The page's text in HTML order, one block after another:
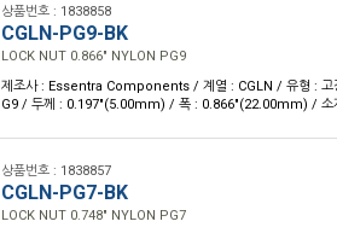
상품번호 : 1838858
CGLN-PG9-BK
LOCK NUT 0.866" NYLON PG9
제조사 : Essentra Components / 계열 : CGLN / 유형 : 고
G9 / 두께 : 0.197"(5.00mm) / 폭 : 0.866"(22.00mm) / 소
상품번호 : 1838857
CGLN-PG7-BK
LOCK NUT 0.748" NYLON PG7